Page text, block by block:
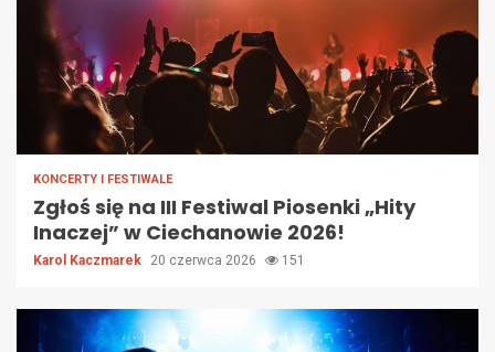
KONCERTY I FESTIWALE
Zgłoś się na III Festiwal Piosenki „Hity
Inaczej” w Ciechanowie 2026!
Karol Kaczmarek 20 czerwca 2026 151